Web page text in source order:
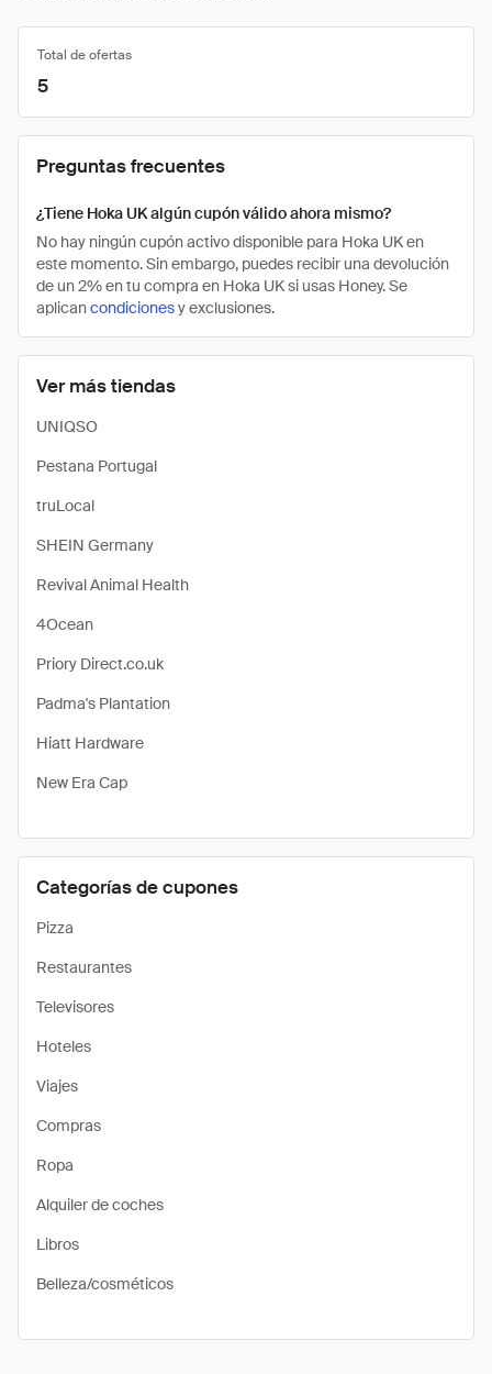
Ver más tiendas
UNIQSO
Pestana Portugal
truLocal
SHEIN Germany
Revival Animal Health
4Ocean
Priory Direct.co.uk
Padma's Plantation
Hiatt Hardware
New Era Cap
Categorías de cupones
Pizza
Restaurantes
Televisores
Hoteles
Viajes
Compras
Ropa
Alquiler de coches
Libros
Belleza/cosméticos
Total de ofertas
5
Preguntas frecuentes
¿Tiene Hoka UK algún cupón válido ahora mismo?
No hay ningún cupón activo disponible para Hoka UK en
este momento. Sin embargo, puedes recibir una devolución
de un 2% en tu compra en Hoka UK si usas Honey. Se
aplicancondicionesy exclusiones.